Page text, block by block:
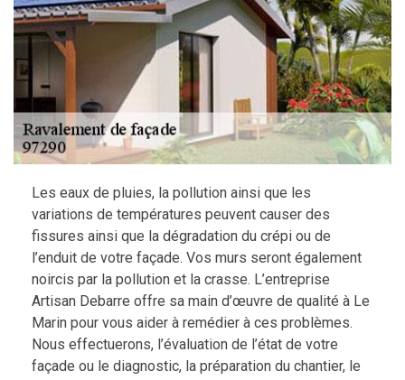
Les eaux de pluies, la pollution ainsi que les
variations de températures peuvent causer des
fissures ainsi que la dégradation du crépi ou de
l’enduit de votre façade. Vos murs seront également
noircis par la pollution et la crasse. L’entreprise
Artisan Debarre offre sa main d’œuvre de qualité à Le
Marin pour vous aider à remédier à ces problèmes.
Nous effectuerons, l’évaluation de l’état de votre
façade ou le diagnostic, la préparation du chantier, le